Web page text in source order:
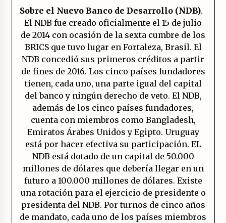
Sobre el Nuevo Banco de Desarrollo (NDB).
El NDB fue creado oficialmente el 15 de julio
de 2014 con ocasión de la sexta cumbre de los
BRICS que tuvo lugar en Fortaleza, Brasil. El
NDB concedió sus primeros créditos a partir
de fines de 2016. Los cinco países fundadores
tienen, cada uno, una parte igual del capital
del banco y ningún derecho de veto. El NDB,
además de los cinco países fundadores,
cuenta con miembros como Bangladesh,
Emiratos Árabes Unidos y Egipto. Uruguay
está por hacer efectiva su participación. EL
NDB está dotado de un capital de 50.000
millones de dólares que debería llegar en un
futuro a 100.000 millones de dólares. Existe
una rotación para el ejercicio de presidente o
presidenta del NDB. Por turnos de cinco años
de mandato, cada uno de los países miembros